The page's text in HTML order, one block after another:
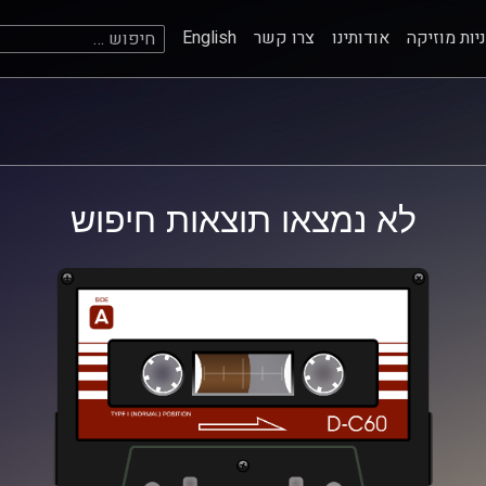
מוזיקה אודותינו צרו קשר English חיפוש:
לא נמצאו תוצאות חיפוש